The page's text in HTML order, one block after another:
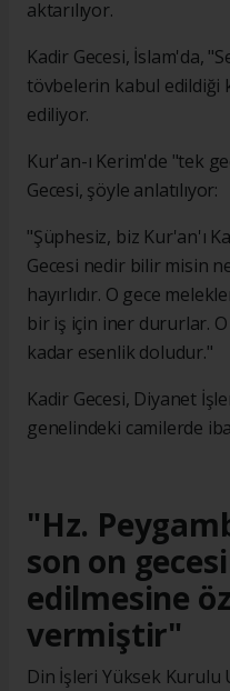
aktarılıyor.
Kadir Gecesi, İslam'da,
tövbelerin kabul edildiği
ediliyor.
Kur'an-ı Kerim'de "tek
Gecesi, şöyle anlatılıyor:
"Şüphesiz, biz Kur'an'ı
Gecesi nedir bilir misin
hayırlıdır. O gece
bir iş için iner dururlar.
kadar esenlik doludur."
Kadir Gecesi, Diyanet
genelindeki camilerde
"Hz.
son on
edilmesine
vermiştir"
Din İşleri Yüksek Kurulu